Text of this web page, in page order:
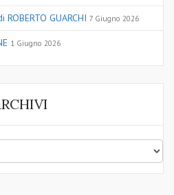
GUARCHI 7 Giugno 2026
1 Giugno 2026